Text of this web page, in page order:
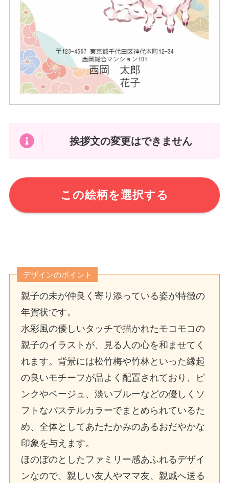
挨拶文の変更はできません
この絵柄を選択する
デザインのポイント
親子の未が仲良く寄り添っている姿が特徴の
年賀状です。
水彩風の優しいタッチで描かれたモコモコの
親子のイラストが、見る人の心を和ませてく
れます。背景には松竹梅や竹林といった縁起
の良いモチーフが品よく配置されており、ピ
ンクやベージュ、淡いブルーなどの優しくソ
フトなパステルカラーでまとめられているた
め、全体としてあたたかみのあるおだやかな
印象を与えます。
ほのぼのとしたファミリー感あふれるデザイ
ンなので、親しい友人やママ友、親戚へ送る